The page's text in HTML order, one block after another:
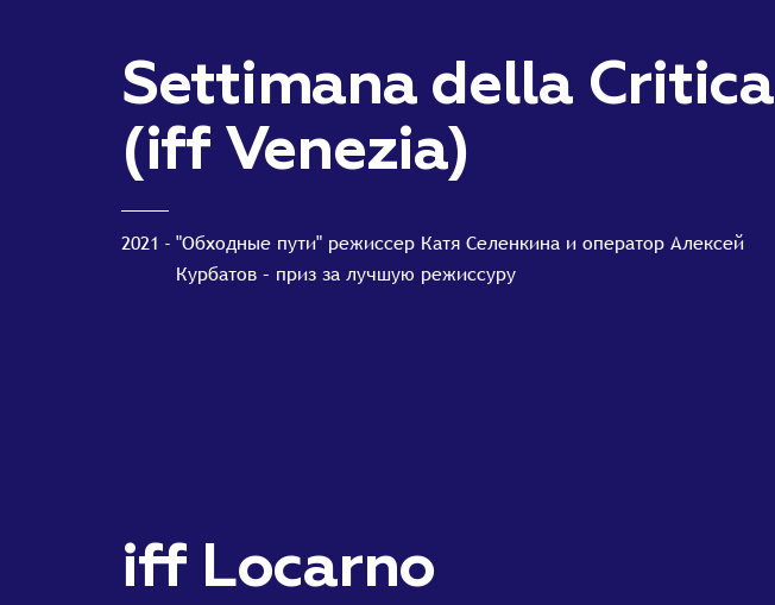
Settimana della Critica
(iff Venezia)
2021
"Обходные пути" режиссер Катя Селенкина и оператор Алексей
Курбатов – приз за лучшую режиссуру
iff Locarno